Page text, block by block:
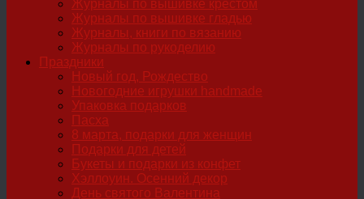
Журналы по вышивке крестом
Журналы по вышивке гладью
Журналы, книги по вязанию
Журналы по рукоделию
Праздники
Новый год, Рождество
Новогодние игрушки handmade
Упаковка подарков
Пасха
8 марта, подарки для женщин
Подарки для детей
Букеты и подарки из конфет
Хэллоуин. Осенний декор
День святого Валентина